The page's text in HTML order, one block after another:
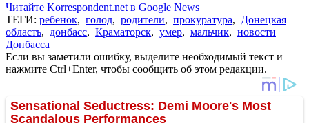
Читайте Korrespondent.net в Google News
ТЕГИ: ребенок, голод, родители, прокуратура, Донецкая
область, донбасс, Краматорск, умер, мальчик, новости
Донбасса
Если вы заметили ошибку, выделите необходимый текст и
нажмите Ctrl+Enter, чтобы сообщить об этом редакции.